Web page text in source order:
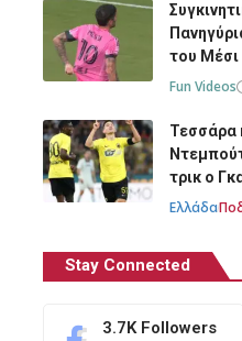
του Μέσι
Fun Videos
Τεσσάρα
τρικ ο
Ελλάδα
Stay Connected
3.7K Followers